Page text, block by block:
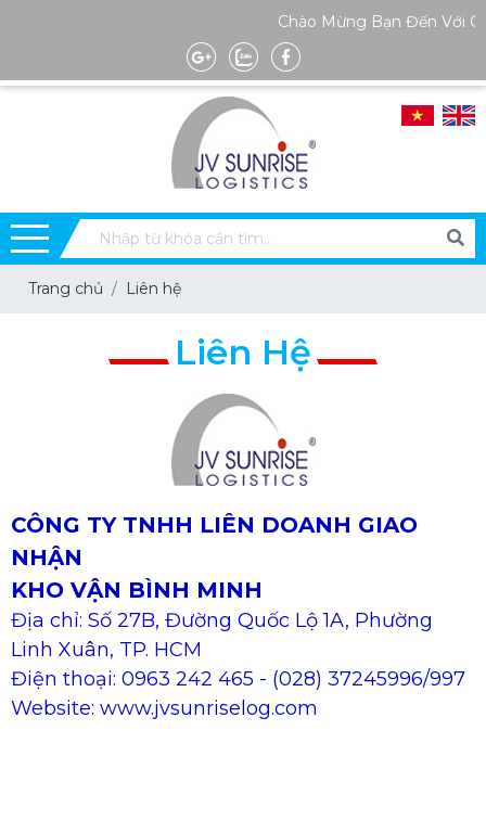
Chào Mừng Bạn Đến Với
Trang chủ Liên hệ
Liên Hệ
CÔNG TY TNHH LIÊN DOANH GIAO
NHẬN
KHO VẬN BÌNH MINH
Địa chỉ: Số 27B, Đường Quốc Lộ 1A, Phường
Linh Xuân, TP. HCM
Điện thoại: 0963 242 465 - (028) 37245996/997
Website: www.jvsunriselog.com